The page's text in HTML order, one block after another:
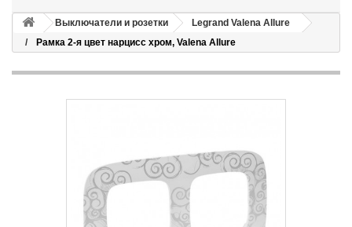
Выключатели и розетки
Legrand Valena Allure
Рамка 2-я цвет нарцисс хром, Valena Allure